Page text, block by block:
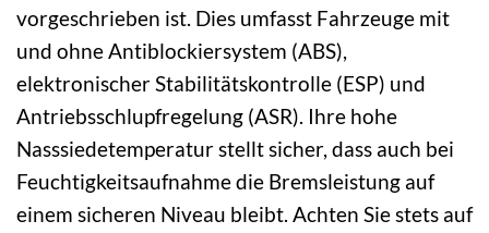
vorgeschrieben ist. Dies umfasst Fahrzeuge mit
und ohne Antiblockiersystem (ABS),
elektronischer Stabilitätskontrolle (ESP) und
Antriebsschlupfregelung (ASR). Ihre hohe
Nasssiedetemperatur stellt sicher, dass auch bei
Feuchtigkeitsaufnahme die Bremsleistung auf
einem sicheren Niveau bleibt. Achten Sie stets auf